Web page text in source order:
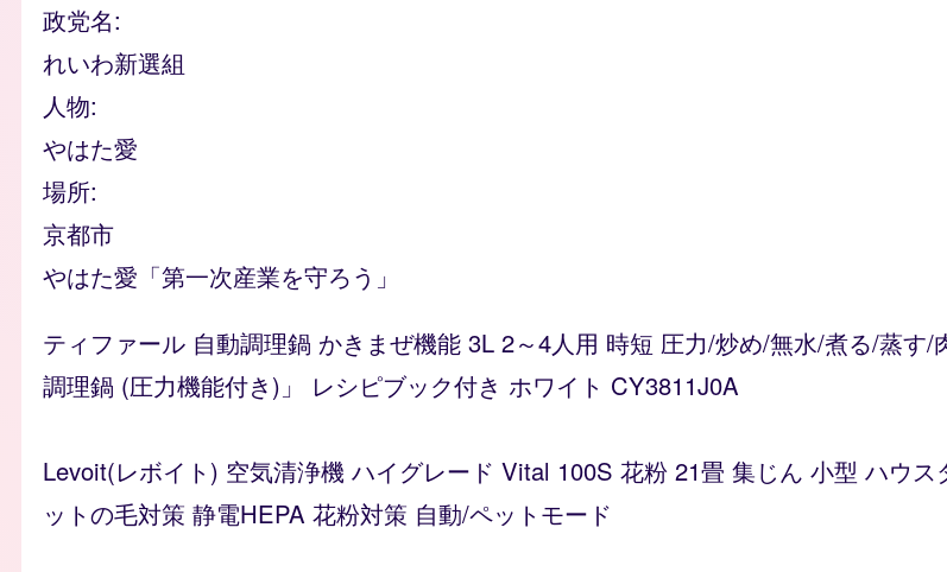
政党名
れいわ新選組
人物
やはた愛
場所
京都市
やはた愛「第一次産業を守ろう」
ティファール 自動調理鍋 かきまぜ機能 3L 2～4人用 時短 圧力/炒め/無水/煮る/蒸
調理鍋 (圧力機能付き)」 レシピブック付き ホワイト CY3811J0A
Levoit(レボイト) 空気清浄機 ハイグレード Vital 100S 花粉 21畳 集じん 小型 ハウ
ットの毛対策 静電HEPA 花粉対策 自動/ペットモード